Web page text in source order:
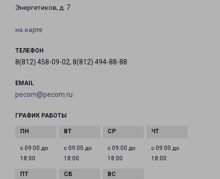
Энергетиков, д. 7
на карте
ТЕЛЕФОН
8(812) 458-09-02, 8(812) 494-88-88
EMAIL
pecom@pecom.ru
ГРАФИК РАБОТЫ
с 09:00 до
18:00
с 09:00 до
18:00
с 09:00 до
18:00
с 09:00 до
18:00